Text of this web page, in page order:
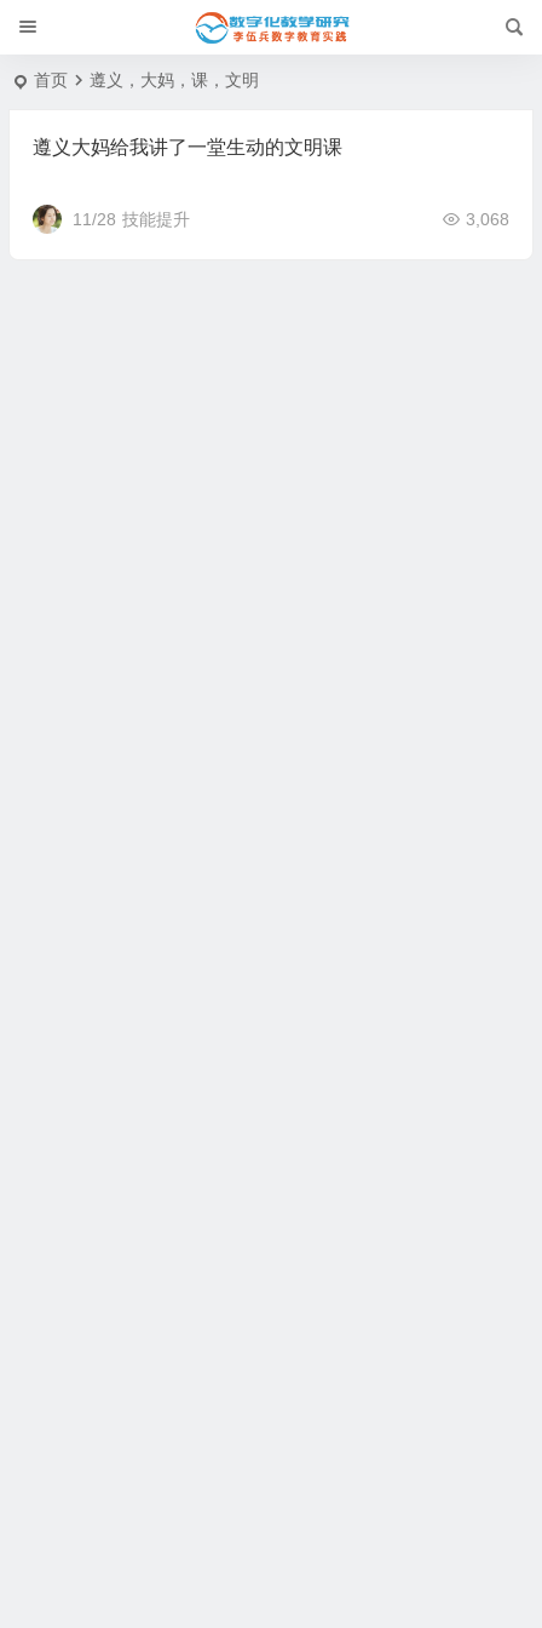
首页 遵义，大妈，课，文明
遵义大妈给我讲了一堂生动的文明课
11/28 技能提升 3,068